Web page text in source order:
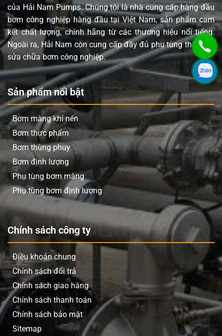
của Hải Nam Pumps. Chúng tôi là nhà cung cấp hàng đầu
bơm công nghiệp hàng đầu tại Việt Nam, sản phẩm cam
kết chất lượng, chính hãng từ các thương hiệu nổi tiếng.
Ngoài ra, Hải Nam còn cung cấp đầy đủ phụ tùng thay thế,
sửa chữa bơm công nghiệp.
Sản phẩm nổi bật
Bơm màng khí nén
Bơm thực phẩm
Bơm thùng phuy
Bơm định lượng
Phụ tùng bơm màng
Phụ tùng bơm định lượng
Chính sách công ty
Điều khoản chung
Chính sách đổi trả
Chính sách giao hàng
Chính sách thanh toán
Chính sách bảo mật
Sitemap